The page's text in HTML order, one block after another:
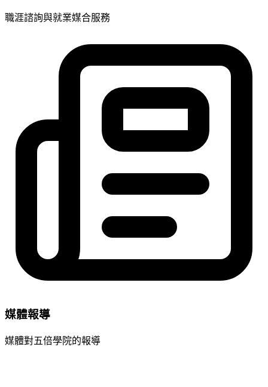
職涯諮詢與就業媒合服務
媒體報導
媒體對五倍學院的報導